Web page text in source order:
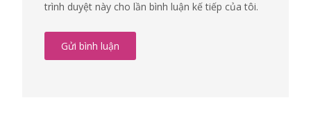
trình duyệt này cho lần bình luận kế tiếp của tôi.